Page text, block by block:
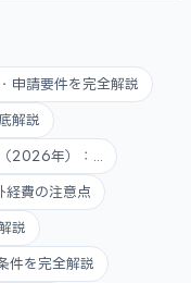
申請要件を完全解説
解説
2026年）：...
経費の注意点
説
件を完全解説